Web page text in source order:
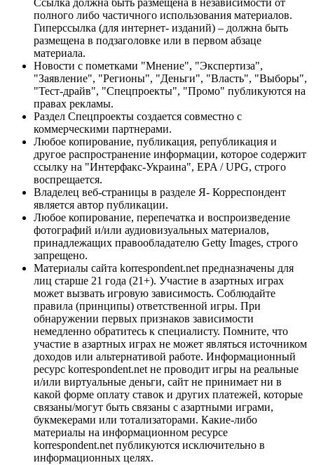
Ссылка должна быть размещена в независимости от
полного либо частичного использования материалов.
Гиперссылка (для интернет- изданий) – должна быть
размещена в подзаголовке или в первом абзаце
материала.
Новости с пометками "Мнение", "Экспертиза",
"Заявление", "Регионы", "Деньги", "Власть", "Выборы",
"Тест-драйв", "Спецпроекты", "Промо" публикуются на
правах рекламы.
Раздел Спецпроекты создается совместно с
коммерческими партнерами.
Любое копирование, публикация, републикация и
другое распространение информации, которое содержит
ссылку на "Интерфакс-Украина", EPA / UPG, строго
воспрещается.
Владелец веб-страницы в разделе Я- Корреспондент
является автор публикации.
Любое копирование, перепечатка и воспроизведение
фотографий и/или аудиовизуальных материалов,
принадлежащих правообладателю Getty Images, строго
запрещено.
Материалы сайта korrespondent.net предназначены для
лиц старше 21 года (21+). Участие в азартных играх
может вызвать игровую зависимость. Соблюдайте
правила (принципы) ответственной игры. При
обнаружении первых признаков зависимости
немедленно обратитесь к специалисту. Помните, что
участие в азартных играх не может являться источником
доходов или альтернативой работе. Информационный
ресурс korrespondent.net не проводит игры на реальные
и/или виртуальные деньги, сайт не принимает ни в
какой форме оплату ставок и других платежей, которые
связаны/могут быть связаны с азартными играми,
букмекерами или тотализаторами. Какие-либо
материалы на информационном ресурсе
korrespondent.net публикуются исключительно в
информационных целях.